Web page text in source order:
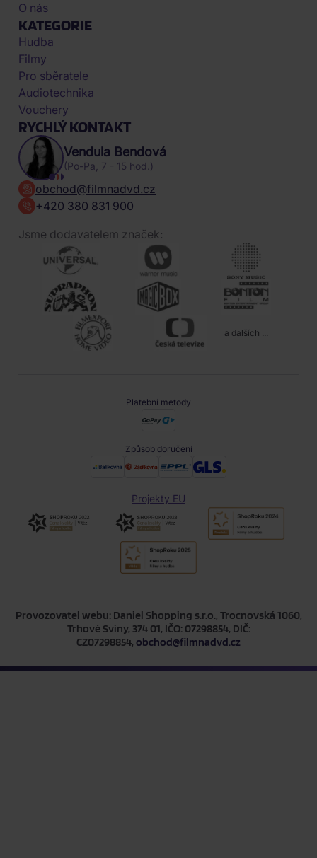
O nás
KATEGORIE
Hudba
Filmy
Pro sběratele
Audiotechnika
Vouchery
RYCHLÝ KONTAKT
Vendula Bendová
(Po-Pa, 7 - 15 hod.)
obchod@filmnadvd.cz
+420 380 831 900
Jsme dodavatelem značek:
a dalších ...
Platební metody
Způsob doručení
Projekty EU
Provozovatel webu: Daniel Shopping s.r.o., Trocnovská 1060,
Trhové Sviny, 374 01, IČO: 07298854, DIČ:
CZ07298854, obchod@filmnadvd.cz